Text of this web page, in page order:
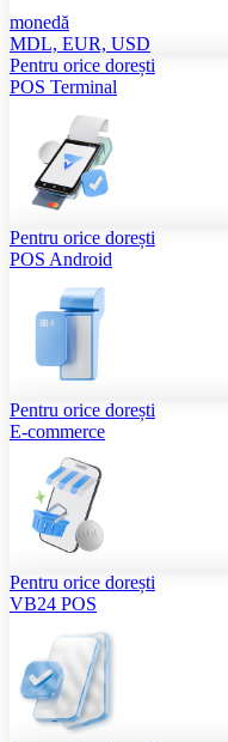
monedă
MDL, EUR, USD
Pentru orice dorești
POS Terminal
Pentru orice dorești
POS Android
Pentru orice dorești
E-commerce
Pentru orice dorești
VB24 POS